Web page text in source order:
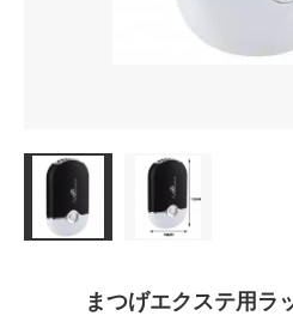
まつげエクステ用ラ